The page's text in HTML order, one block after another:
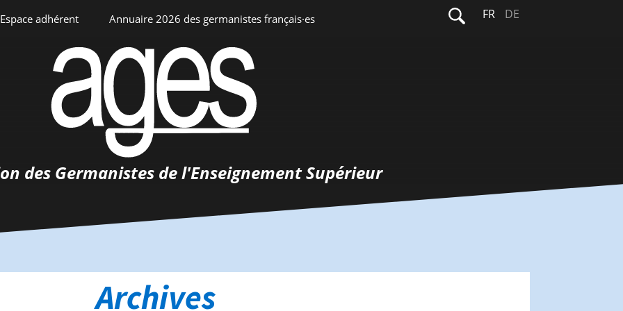
Espace adhérent
Espace personnel
Annuaire 2026 des germanistes français·es
Annuaire interne
Rechercher :
FR DE
des Germanistes de l'Enseignement Supérieur
Archives